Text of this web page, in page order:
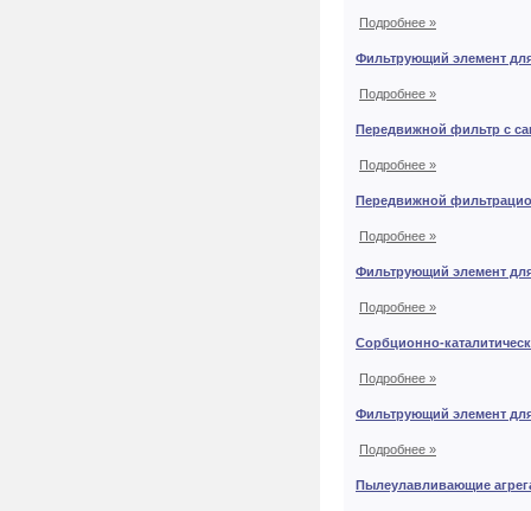
Подробнее »
Фильтрующий элемент
Подробнее »
Передвижной фильтр с
Подробнее »
Передвижной
Подробнее »
Фильтрующий элемент
Подробнее »
Сорбционно-
Подробнее »
Фильтрующий элемент
Подробнее »
Пылеулавливающие